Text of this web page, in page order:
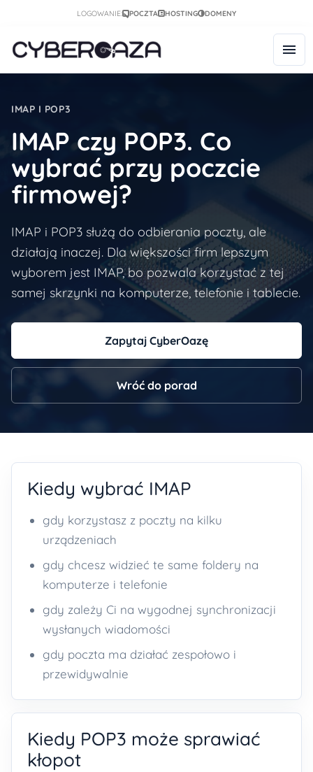
LOGOWANIE: POCZTA HOSTING DOMENY
IMAP I POP3
IMAP czy POP3. Co
wybrać przy poczcie
firmowej?
IMAP i POP3 służą do odbierania poczty, ale
działają inaczej. Dla większości firm lepszym
wyborem jest IMAP, bo pozwala korzystać z tej
samej skrzynki na komputerze, telefonie i tablecie.
Zapytaj CyberOazę
Wróć do porad
Kiedy wybrać IMAP
gdy korzystasz z poczty na kilku
urządzeniach
gdy chcesz widzieć te same foldery na
komputerze i telefonie
gdy zależy Ci na wygodnej synchronizacji
wysłanych wiadomości
gdy poczta ma działać zespołowo i
przewidywalnie
Kiedy POP3 może sprawiać
kłopot